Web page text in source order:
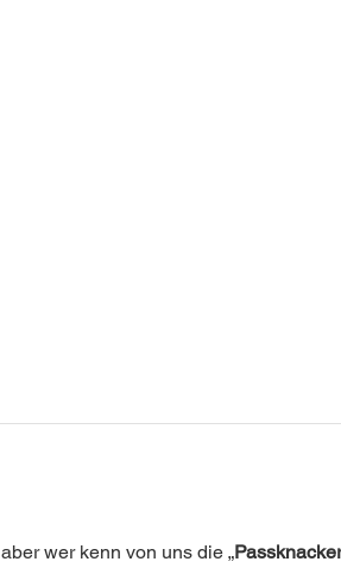
wer kenn von uns die „Passknacker